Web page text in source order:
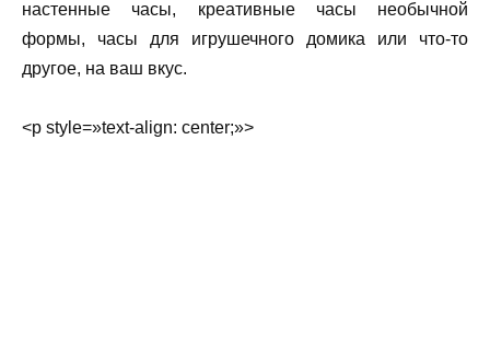
настенные часы, креативные часы необычной
формы, часы для игрушечного домика или что-то
другое, на ваш вкус.
<p style=»text-align: center;»>